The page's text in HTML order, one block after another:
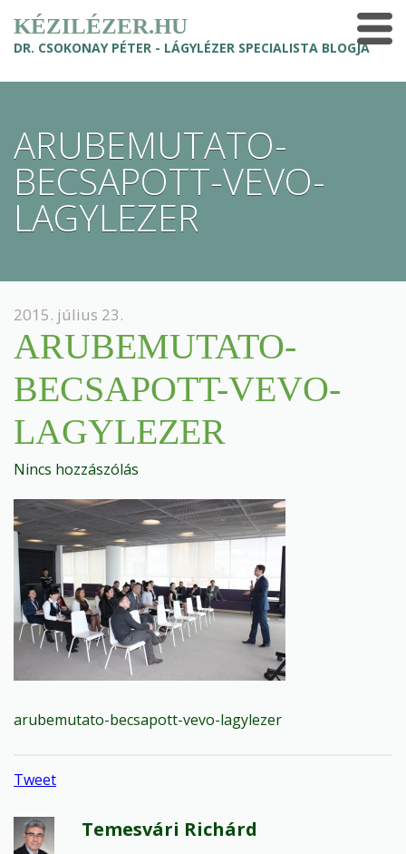
KÉZILÉZER.HU
DR. CSOKONAY PÉTER - LÁGYLÉZER SPECIALISTA BLOGJA
ARUBEMUTATO-
BECSAPOTT-VEVO-
LAGYLEZER
2015. július 23.
ARUBEMUTATO-
BECSAPOTT-VEVO-
LAGYLEZER
Nincs hozzászólás
arubemutato-becsapott-vevo-lagylezer
Tweet
Temesvári Richárd